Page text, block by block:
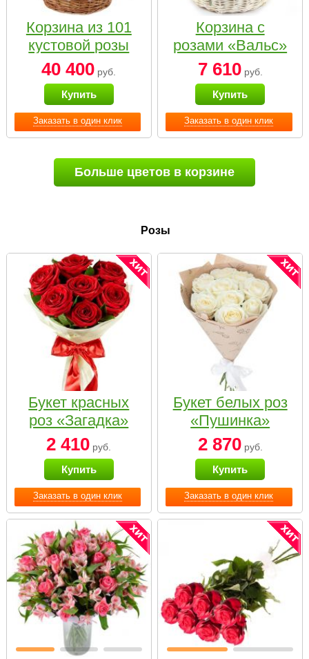
Заказать в один клик
Корзина из 101
кустовой розы
нежных тонов
40 400 руб.
Купить
Заказать в один клик
Корзина с
розами «Вальс»
7 610руб.
Купить
Больше цветов в корзине
Розы
Заказать в один клик
Букет красных
роз «Загадка»
2 410 руб.
Купить
Заказать в один клик
Букет белых роз
«Пушинка»
2 870руб.
Купить